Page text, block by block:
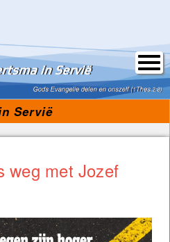
weg met Jozef
Servië